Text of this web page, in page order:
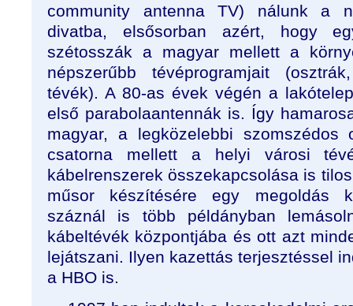
community antenna TV) nálunk a
divatba, elsősorban azért, hogy
szétosszák a magyar mellett a
népszerűbb tévéprogramjait
tévék). A 80-as évek végén a
első parabolaantennák is. Így
magyar, a legközelebbi szomszédos
csatorna mellett a helyi városi
kábelrenszerek összekapcsolása is
műsor készítésére egy megoldás
száznál is több példányban
kábeltévék központjába és ott azt
lejátszani. Ilyen kazettás terjesztéssel
a HBO is.